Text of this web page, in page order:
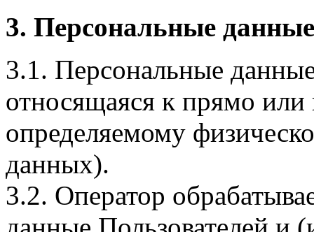
3. Персональные
3.1. Персональные
относящаяся к прямо
определяемому
данных).
3.2. Оператор